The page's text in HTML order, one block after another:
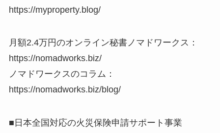
https://myproperty.blog/
月額2.4万円のオンライン秘書ノマドワークス：
https://nomadworks.biz/
ノマドワークスのコラム：
https://nomadworks.biz/blog/
■日本全国対応の火災保険申請サポート事業